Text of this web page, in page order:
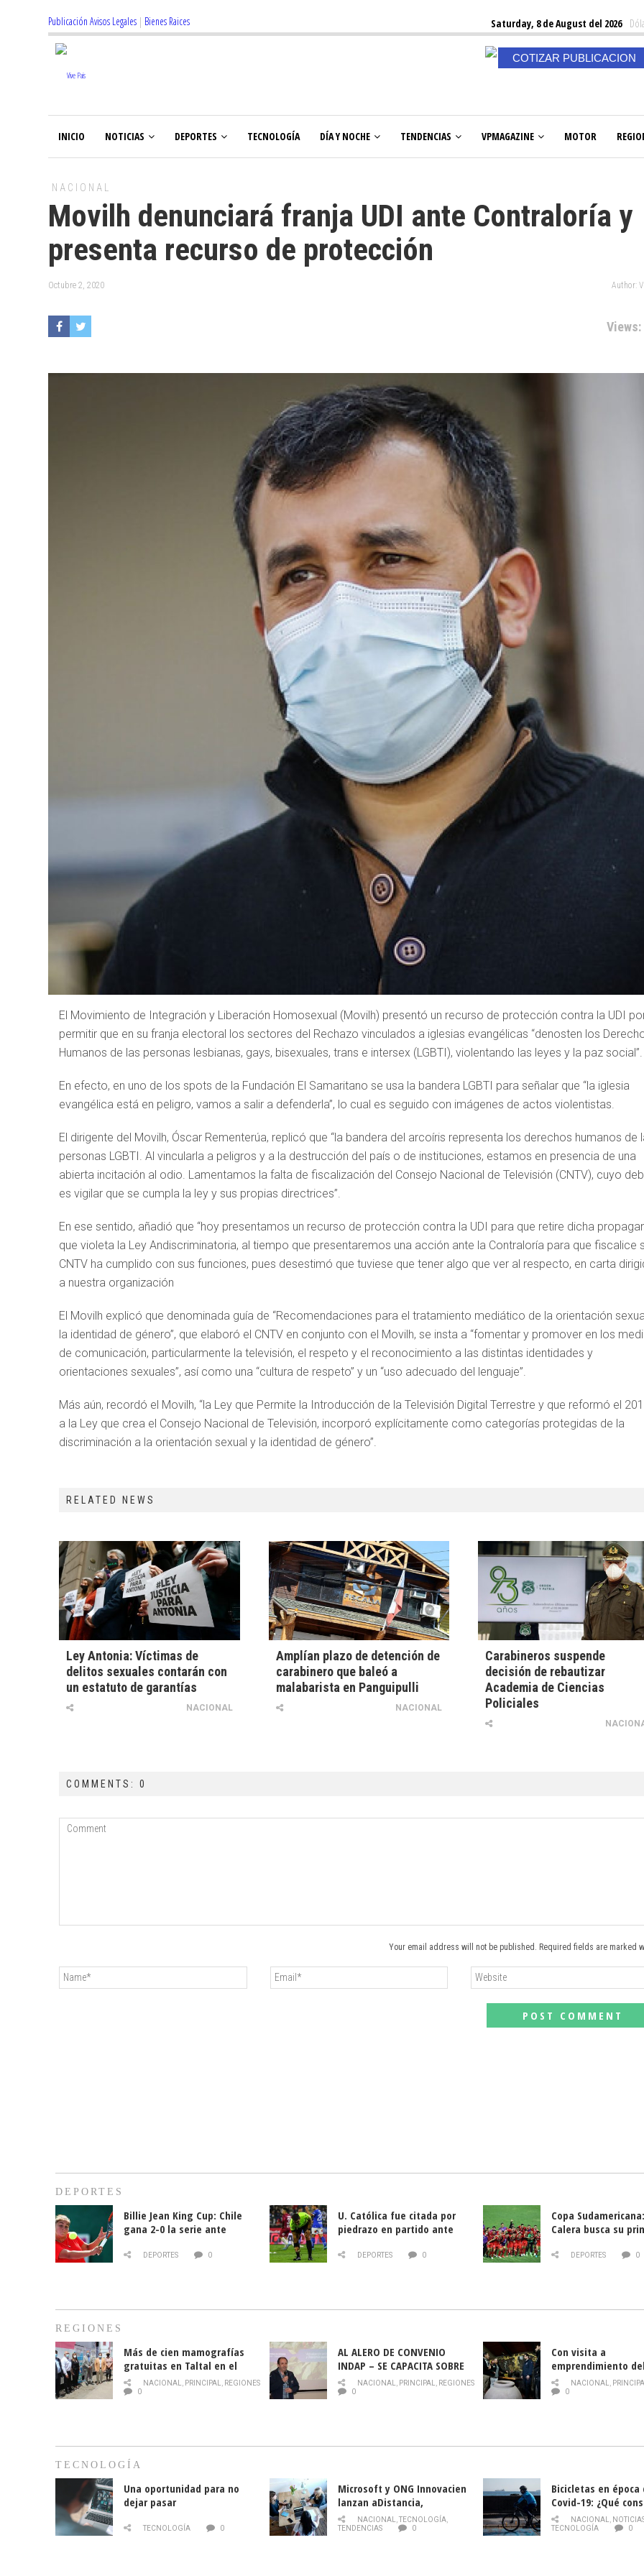
Publicación Avisos Legales | Bienes Raices Saturday, 8 de August del 2026
COTIZAR PUBLICACION
INICIO NOTICIAS DEPORTES TECNOLOGÍA DÍA Y NOCHE TENDENCIAS VPMAGAZINE MOTOR
NACIONAL
Movilh denunciará franja UDI ante Contraloría y
presenta recurso de protección
Octubre 2, 2020 Author:
Views:
El Movimiento de Integración y Liberación Homosexual (Movilh) presentó un recurso de protección contra la UDI
permitir que en su franja electoral los sectores del Rechazo vinculados a iglesias evangélicas “denosten los
Humanos de las personas lesbianas, gays, bisexuales, trans e intersex (LGBTI), violentando las leyes y la paz social”.
En efecto, en uno de los spots de la Fundación El Samaritano se usa la bandera LGBTI para señalar que “la iglesia
evangélica está en peligro, vamos a salir a defenderla”, lo cual es seguido con imágenes de actos violentistas.
El dirigente del Movilh, Óscar Rementerúa, replicó que “la bandera del arcoíris representa los derechos humanos de
personas LGBTI. Al vincularla a peligros y a la destrucción del país o de instituciones, estamos en presencia de una
abierta incitación al odio. Lamentamos la falta de fiscalización del Consejo Nacional de Televisión (CNTV), cuyo
es vigilar que se cumpla la ley y sus propias directrices”.
En ese sentido, añadió que “hoy presentamos un recurso de protección contra la UDI para que retire dicha
que violeta la Ley Andiscriminatoria, al tiempo que presentaremos una acción ante la Contraloría para que fiscalice
CNTV ha cumplido con sus funciones, pues desestimó que tuviese que tener algo que ver al respecto, en carta
a nuestra organización
El Movilh explicó que denominada guía de “Recomendaciones para el tratamiento mediático de la orientación
la identidad de género”, que elaboró el CNTV en conjunto con el Movilh, se insta a “fomentar y promover en los
de comunicación, particularmente la televisión, el respeto y el reconocimiento a las distintas identidades y
orientaciones sexuales”, así como una “cultura de respeto” y un “uso adecuado del lenguaje”.
Más aún, recordó el Movilh, “la Ley que Permite la Introducción de la Televisión Digital Terrestre y que reformó el
a la Ley que crea el Consejo Nacional de Televisión, incorporó explícitamente como categorías protegidas de la
discriminación a la orientación sexual y la identidad de género”.
RELATED NEWS
Ley Antonia: Víctimas de
delitos sexuales contarán con
un estatuto de garantías
NACIONAL
Amplían plazo de detención de
carabinero que baleó a
malabarista en Panguipulli
NACIONAL
Carabineros suspende
decisión de rebautizar
Academia de Ciencias
Policiales
COMMENTS: 0
Your email address will not be published. Required fields are marked
DEPORTES
Billie Jean King Cup: Chile
gana 2-0 la serie ante
DEPORTES 0
U. Católica fue citada por
piedrazo en partido ante
DEPORTES 0
Copa
Calera busca su
DEPORTES 0
REGIONES
Más de cien mamografías
gratuitas en Taltal en el
mes de la prevención del
cáncer de mama
NACIONAL, PRINCIPAL, REGIONES
0
AL ALERO DE CONVENIO
INDAP – SE CAPACITA SOBRE
PLAGA DROSOPHILA SUZUKII
NACIONAL, PRINCIPAL, REGIONES
0
Con visita a
emprendimiento
y llamado al
historia campesina
NACIONAL,
0
TECNOLOGÍA
Una oportunidad para no
dejar pasar
TECNOLOGÍA 0
Microsoft y ONG Innovacien
lanzan aDistancia,
plataforma con cursos
gratuitos online sobre
NACIONAL,TECNOLOGÍA,
TENDENCIAS
0
Bicicletas en época
Covid-19: ¿Qué
momento de
NACIONAL,
TECNOLOGÍA
0